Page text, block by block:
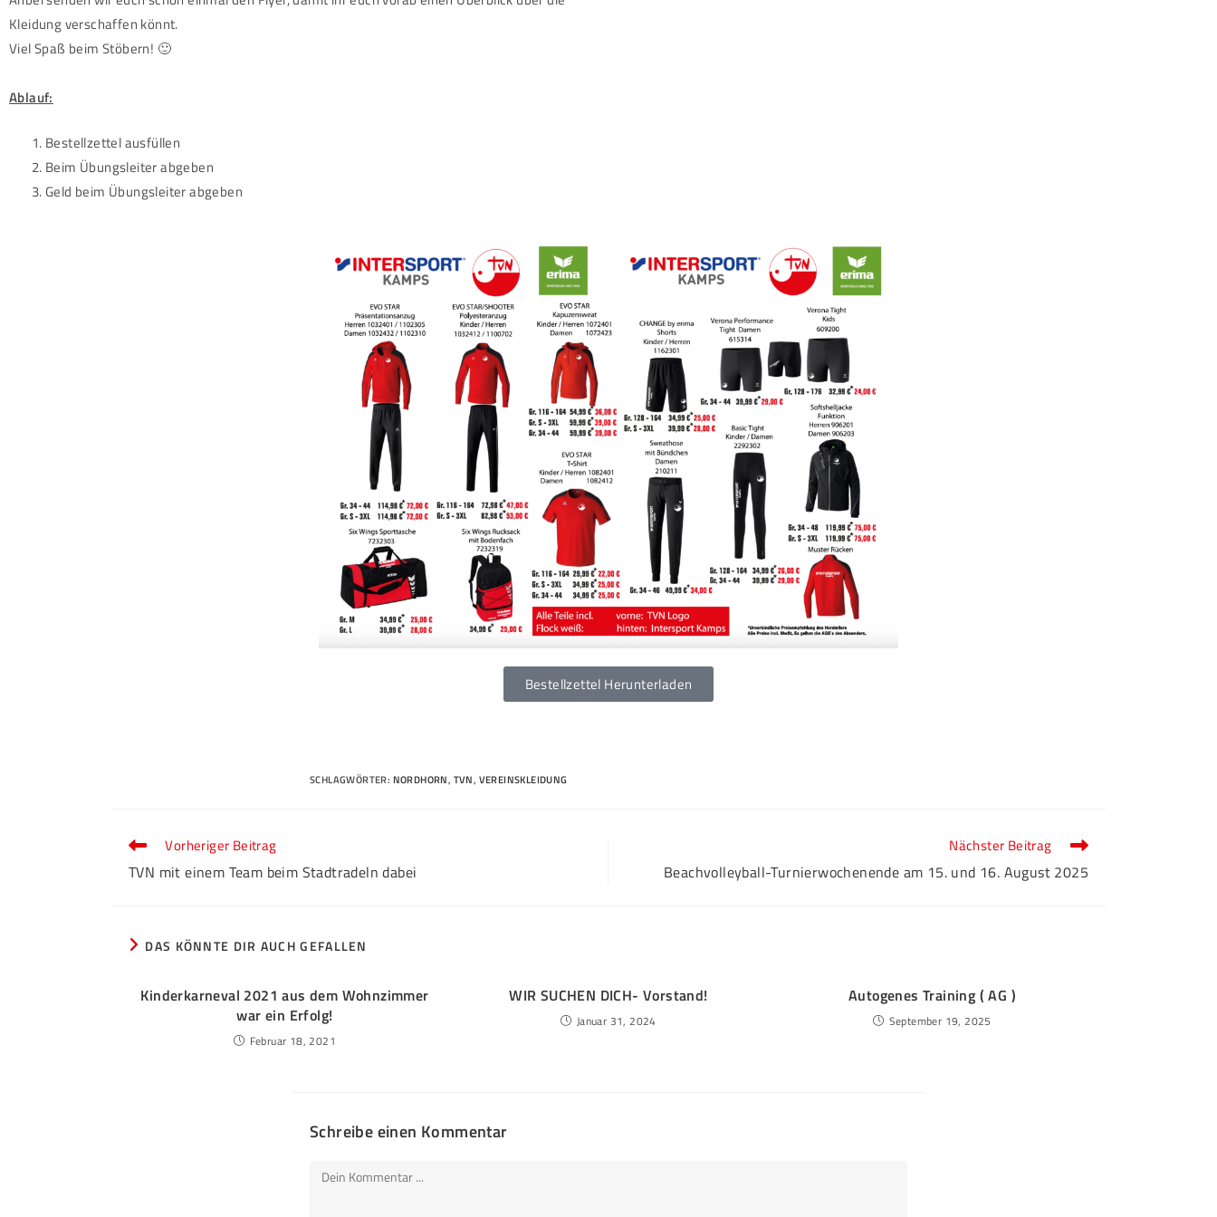
Kleidung verschaffen könnt.
Viel Spaß beim Stöbern! 🙂
Ablauf:
Bestellzettel ausfüllen
Beim Übungsleiter abgeben
Geld beim Übungsleiter abgeben
Bestellzettel Herunterladen
SCHLAGWÖRTER: NORDHORN, TVN, VEREINSKLEIDUNG
Vorheriger Beitrag
TVN mit einem Team beim Stadtradeln dabei
Nächster Beitrag
Beachvolleyball-Turnierwochenende am 15. und 16. August 2025
DAS KÖNNTE DIR AUCH GEFALLEN
Kinderkarneval 2021 aus dem Wohnzimmer
war ein Erfolg!
Februar 18, 2021
WIR SUCHEN DICH- Vorstand!
Januar 31, 2024
Autogenes Training ( AG )
September 19, 2025
Schreibe einen Kommentar